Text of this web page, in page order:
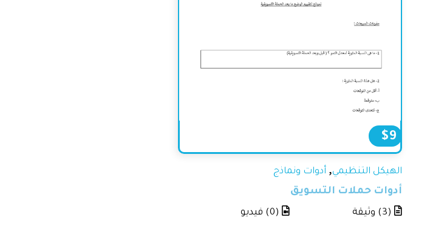
$9
الهيكل التنظيمي, أدوات ونماذج
أدوات حملات التسويق
(0) فيديو (3) وثيقة